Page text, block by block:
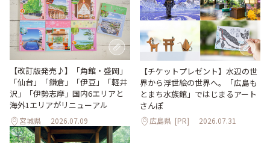
【改訂版発売♪】「角館・盛岡」
「仙台」「鎌倉」「伊豆」「軽井
沢」「伊勢志摩」国内6エリアと
海外1エリアがリニューアル
宮城県 2026.07.09
【チケットプレゼント】水辺の世
界から浮世絵の世界へ。「広島も
とまち水族館」ではじまるアート
さんぽ
広島県 [PR] 2026.07.31